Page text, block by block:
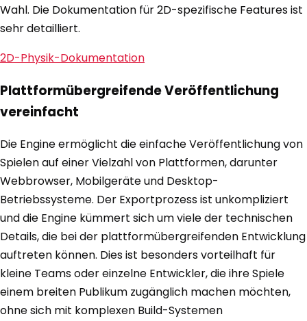
Wahl. Die Dokumentation für 2D-spezifische Features ist
sehr detailliert.
2D-Physik-Dokumentation
Plattformübergreifende Veröffentlichung
vereinfacht
Die Engine ermöglicht die einfache Veröffentlichung von
Spielen auf einer Vielzahl von Plattformen, darunter
Webbrowser, Mobilgeräte und Desktop-
Betriebssysteme. Der Exportprozess ist unkompliziert
und die Engine kümmert sich um viele der technischen
Details, die bei der plattformübergreifenden Entwicklung
auftreten können. Dies ist besonders vorteilhaft für
kleine Teams oder einzelne Entwickler, die ihre Spiele
einem breiten Publikum zugänglich machen möchten,
ohne sich mit komplexen Build-Systemen